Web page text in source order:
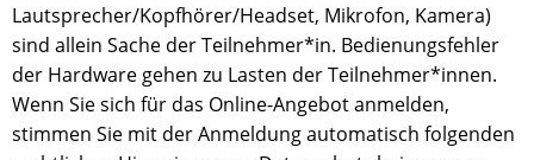
Lautsprecher/Kopfhörer/Headset, Mikrofon, Kamera)
sind allein Sache der Teilnehmer*in. Bedienungsfehler
der Hardware gehen zu Lasten der Teilnehmer*innen.
Wenn Sie sich für das Online-Angebot anmelden,
stimmen Sie mit der Anmeldung automatisch folgenden